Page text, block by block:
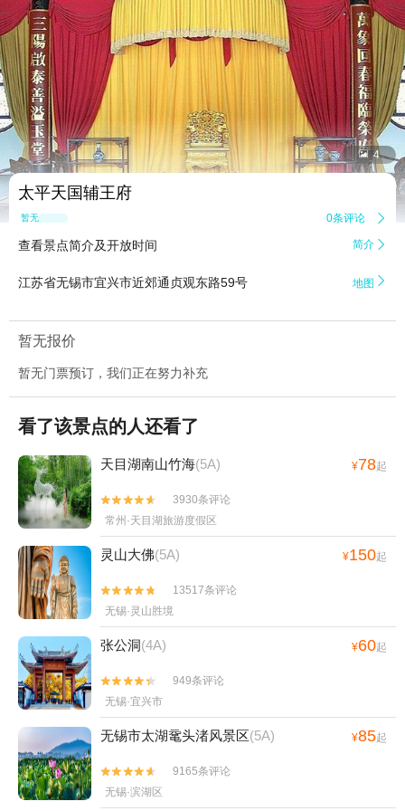
 4
太平天国辅王府
暂无点评 0条评论 
查看景点简介及开放时间 简介 
江苏省无锡市宜兴市近郊通贞观东路59号 地图 
暂无报价
暂无门票预订，我们正在努力补充
看了该景点的人还看了
天目湖南山竹海(5A) ¥78起


3930条评论
常州·天目湖旅游度假区
灵山大佛(5A) ¥150起


13517条评论
无锡·灵山胜境
张公洞(4A) ¥60起


949条评论
无锡·宜兴市
无锡市太湖鼋头渚风景区(5A) ¥85起


9165条评论
无锡·滨湖区
